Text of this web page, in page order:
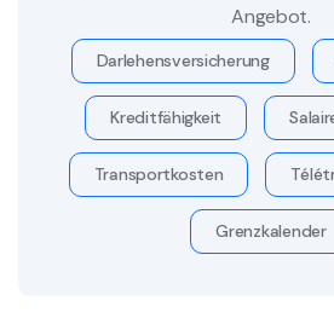
Angebot.
Darlehensversicherung
Kreditfähigkeit
Transportkosten
Grenzkalender